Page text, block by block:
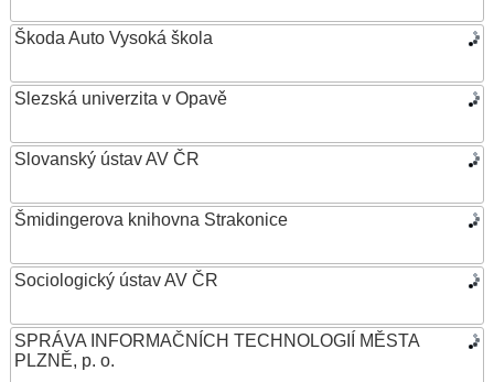
Škoda Auto Vysoká škola
Slezská univerzita v Opavě
Slovanský ústav AV ČR
Šmidingerova knihovna Strakonice
Sociologický ústav AV ČR
SPRÁVA INFORMAČNÍCH TECHNOLOGIÍ MĚSTA
PLZNĚ, p. o.